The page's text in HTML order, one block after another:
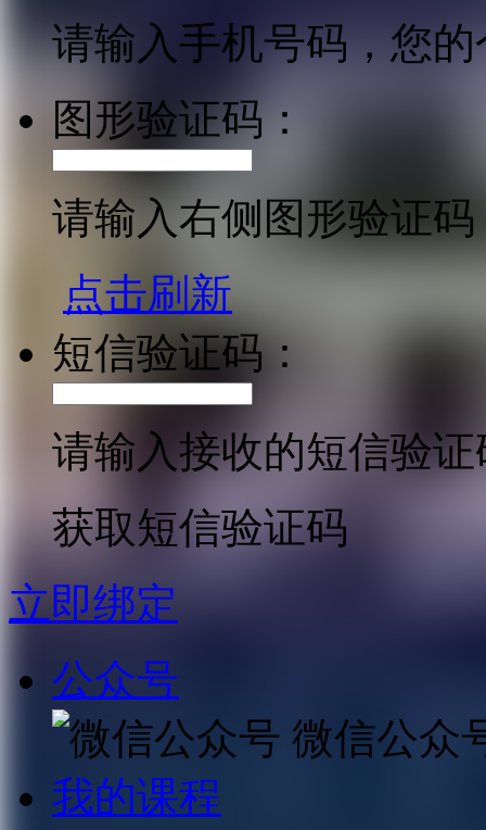
请输入手机号码，您
图形验证码：
请输入右侧图形验证码
点击刷新
短信验证码：
请输入接收的短信验证
获取短信验证码
立即绑定
公众号
微信公众
我的课程